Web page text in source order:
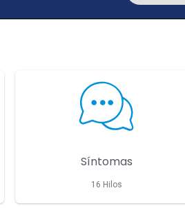
Síntomas
16 Hilos